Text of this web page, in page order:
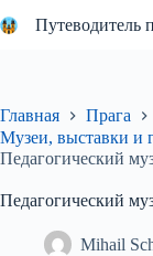
к
Путеводитель
Главная Прага
Музеи, выставки и
Педагогический
Педагогический
Mihail